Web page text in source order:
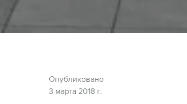
Опубликовано
3 марта 2018 г.